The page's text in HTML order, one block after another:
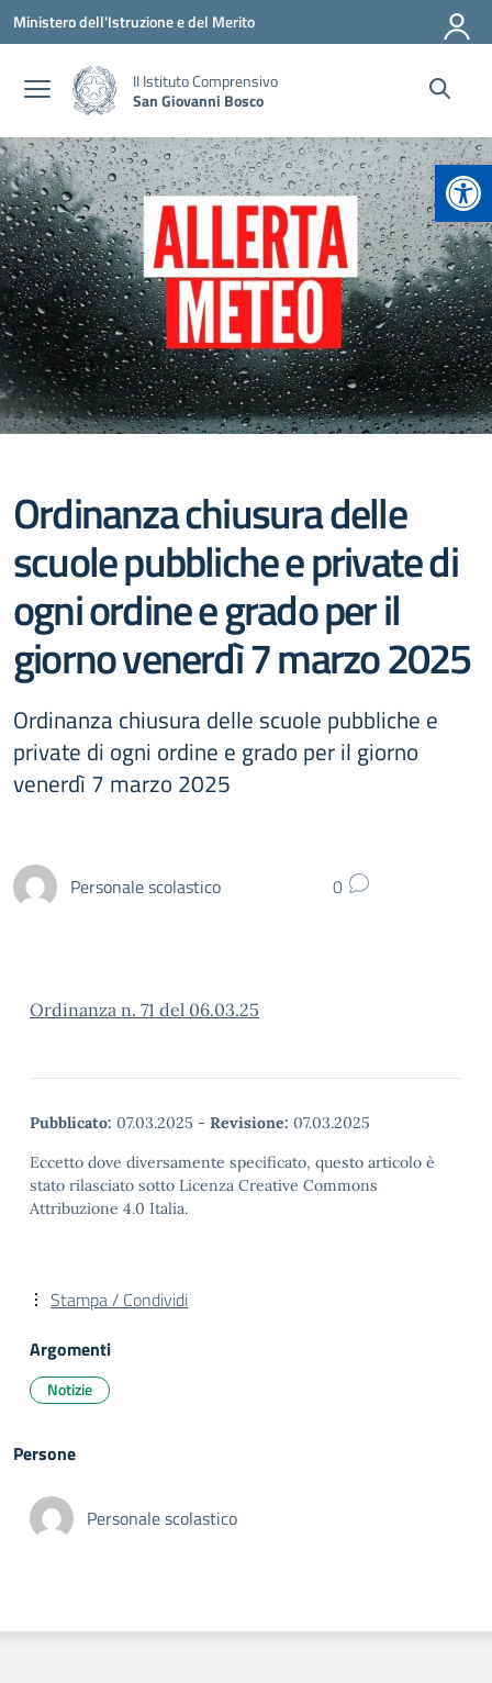
Vai ai contenuti
Vai al menu di navigazione
Vai al footer
Ministero dell'Istruzione e del Merito
II Istituto Comprensivo
San Giovanni Bosco
Ordinanza chiusura delle
scuole pubbliche e private di
ogni ordine e grado per il
giorno venerdì 7 marzo 2025
Ordinanza chiusura delle scuole pubbliche e
private di ogni ordine e grado per il giorno
venerdì 7 marzo 2025
Personale scolastico 0
Ordinanza n. 71 del 06.03.25
Pubblicato: 07.03.2025 - Revisione: 07.03.2025
Eccetto dove diversamente specificato, questo articolo è
stato rilasciato sotto Licenza Creative Commons
Attribuzione 4.0 Italia.
Stampa / Condividi
Argomenti
Notizie
Persone
Personale scolastico